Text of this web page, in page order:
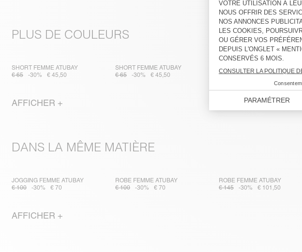
PLUS DE COULEURS
SHORT FEMME ATUBAY
€ 65
-30% € 45,50
SHORT FEMME ATUBAY
€ 65
-30% € 45,50
AFFICHER +
DANS LA MÊME MATIÈRE
JOGGING FEMME ATUBAY
€ 100
-30% € 70
ROBE FEMME ATUBAY
€ 100
-30% € 70
ROBE FEMME ATUBAY
€ 145
-30% € 101,50
AFFICHER +